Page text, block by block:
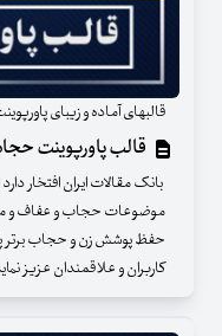
قالبهای آماده و زیبای
قالب پاورپوینت
بانک مقالات ایران افتخار دارد
موضوعات حجاب و عفاف و
حفظ پوشش زن و حجاب برتر
کاربران و علاقمندان عزیز